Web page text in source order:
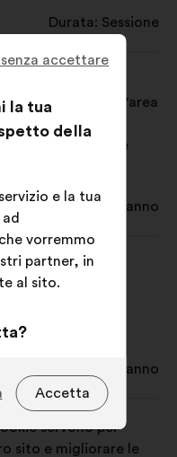
Durata: Sessione
permette di
connessione a un'area
per invitarti a
campo del nome
Durata: 1 anno
cookie
le tue
dei cookie sul
Durata: 1 anno
servono per
sito e migliorare le
accettare
la tua
della
e la tua
vorremmo
partner, in
al sito.
la
Accetta